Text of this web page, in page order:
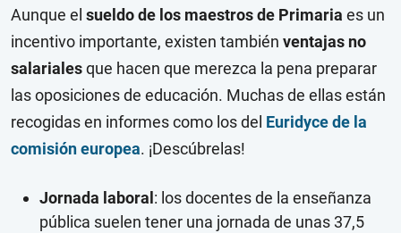
Aunque el sueldo de los maestros de Primaria es un
incentivo importante, existen también ventajas no
salarialesque hacen que merezca la pena preparar
las oposiciones de educación. Muchas de ellas están
recogidas en informes como los del Euridyce de la
comisión europea. ¡Descúbrelas!
Jornada laboral : los docentes de la enseñanza
pública suelen tener una jornada de unas 37,5